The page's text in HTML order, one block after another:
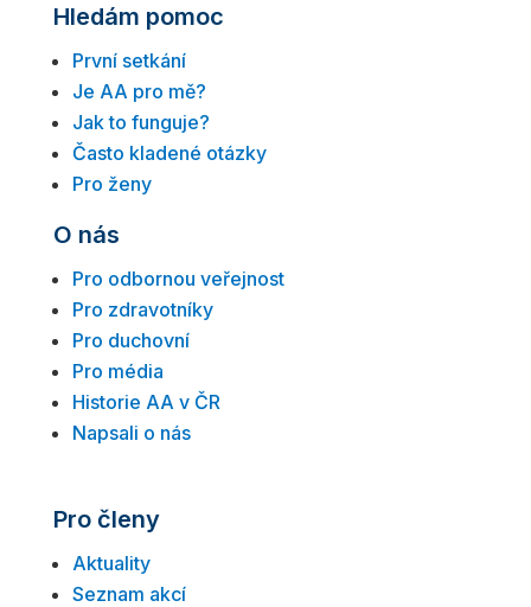
Hledám pomoc
První setkání
Je AA pro mě?
Jak to funguje?
Často kladené otázky
Pro ženy
O nás
Pro odbornou veřejnost
Pro zdravotníky
Pro duchovní
Pro média
Historie AA v ČR
Napsali o nás
Pro členy
Aktuality
Seznam akcí